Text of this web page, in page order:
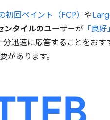
初回ペイント（FCP） や
ンタイルのユーザーが 「良
分迅速に応答することをお
があります。